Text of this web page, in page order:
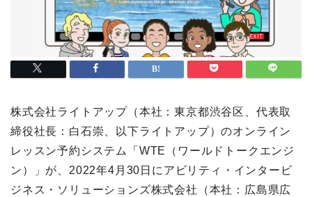
株式会社ライトアップ（本社：東京都渋谷区、代表取
締役社長：白石崇、以下ライトアップ）のオンライン
レッスン予約システム「WTE（ワールドトークエンジ
ン）」が、2022年4月30日にアビリティ・インタービ
ジネス・ソリューションズ株式会社（本社：広島県広